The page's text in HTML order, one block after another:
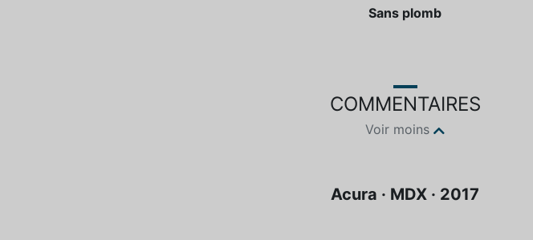
Sans plomb
COMMENTAIRES
Voir moins
Acura · MDX · 2017